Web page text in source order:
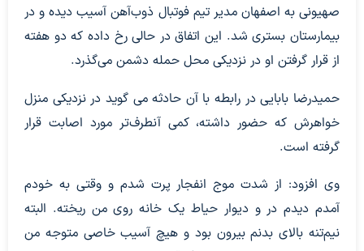
صهیونی به اصفهان مدیر تیم فوتبال ذوب‌آهن آسیب دیده و در
بیمارستان بستری شد. این اتفاق در حالی رخ داده که دو هفته
از قرار گرفتن او در نزدیکی محل حمله دشمن می‌گذرد.
حمیدرضا بابایی در رابطه با آن حادثه می گوید در نزدیکی منزل
خواهرش که حضور داشته، کمی آنطرف‌تر مورد اصابت قرار
گرفته است.
وی افزود: از شدت موج انفجار پرت شدم و وقتی به خودم
آمدم دیدم در و دیوار حیاط یک خانه روی من ریخته. البته
نیم‌تنه بالای بدنم بیرون بود و هیچ آسیب خاصی متوجه من